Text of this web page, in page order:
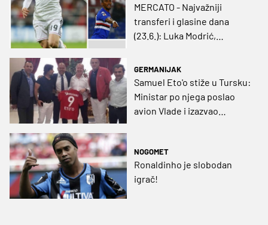
MERCATO - Najvažniji
transferi i glasine dana
(23.6.): Luka Modrić,
GERMANIJAK
Samuel Eto'o stiže u Tursku:
Ministar po njega poslao
avion Vlade i izazvao
NOGOMET
Ronaldinho je slobodan
igrač!